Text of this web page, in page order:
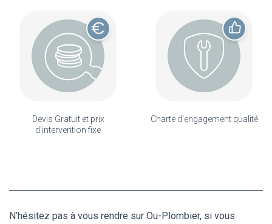
Devis Gratuit et prix
d'intervention fixe
Charte d'engagement qualité
N’hésitez pas à vous rendre sur Ou-Plombier, si vous